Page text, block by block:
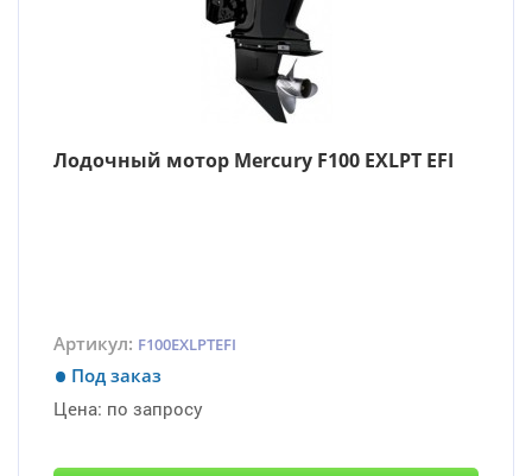
Лодочный мотор Mercury F100 EXLPT EFI
Артикул: F100EXLPTEFI
Под заказ
Цена: по запросу